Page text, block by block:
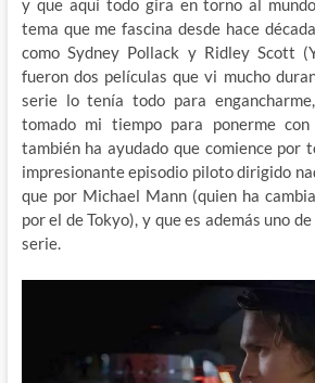
y que aquí todo gira en torno al
tema que me fascina desde hace
como Sydney Pollack y Ridley Scott
fueron dos películas que vi mucho
serie lo tenía todo para
tomado mi tiempo para ponerme
también ha ayudado que comience por
impresionante episodio piloto dirigido
que por Michael Mann (quien ha
por el de Tokyo), y que es además uno
serie.